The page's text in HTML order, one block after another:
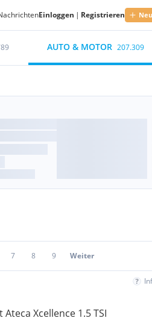
Einloggen | Registrieren
AUTO & MOTOR 207.309
7 8 9 Weiter
Ateca Xcellence 1.5 TSI